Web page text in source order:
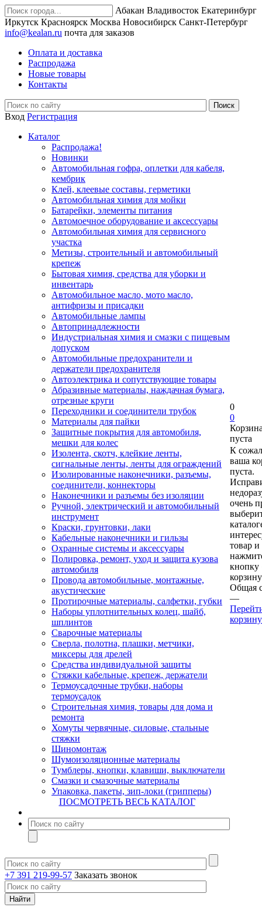
Абакан Владивосток Екатеринбург
Иркутск Красноярск Москва Новосибирск Санкт-Петербург
info@kealan.ru почта для заказов
Оплата и доставка
Распродажа
Новые товары
Контакты
Вход Регистрация
Каталог
Распродажа!
Новинки
Автомобильная гофра, оплетки для кабеля,
кембрик
Клей, клеевые составы, герметики
Автомобильная химия для мойки
Батарейки, элементы питания
Автомоечное оборудование и аксессуары
Автомобильная химия для сервисного
участка
Метизы, строительный и автомобильный
крепеж
Бытовая химия, средства для уборки и
инвентарь
Автомобильное масло, мото масло,
антифризы и присадки
Автомобильные лампы
Автопринадлежности
Индустриальная химия и смазки с пищевым
допуском
Автомобильные предохранители и
держатели предохранителя
Автоэлектрика и сопутствующие товары
Абразивные материалы, наждачная бумага,
отрезные круги
Переходники и соединители трубок
Материалы для пайки
Защитные покрытия для автомобиля,
мешки для колес
Изолента, скотч, клейкие ленты,
сигнальные ленты, ленты для ограждений
Изолированные наконечники, разъемы,
соединители, коннекторы
Наконечники и разъемы без изоляции
Ручной, электрический и автомобильный
инструмент
Краски, грунтовки, лаки
Кабельные наконечники и гильзы
Охранные системы и аксессуары
Полировка, ремонт, уход и защита кузова
автомобиля
Провода автомобильные, монтажные,
акустические
Протирочные материалы, салфетки, губки
Наборы уплотнительных колец, шайб,
шплинтов
Сварочные материалы
Сверла, полотна, плашки, метчики,
миксеры для дрелей
Средства индивидуальной защиты
Стяжки кабельные, крепеж, держатели
Термоусадочные трубки, наборы
термоусадок
Строительная химия, товары для дома и
ремонта
Хомуты червячные, силовые, стальные
стяжки
Шиномонтаж
Шумоизоляционные материалы
Тумблеры, кнопки, клавиши, выключатели
Смазки и смазочные материалы
Упаковка, пакеты, зип-локи (грипперы)
ПОСМОТРЕТЬ ВЕСЬ КАТАЛОГ
+7 391 219-99-57 Заказать звонок
0
0
пуста
К
ваша
пуста.
очень
товар и
кнопку
Общая
—
корзину